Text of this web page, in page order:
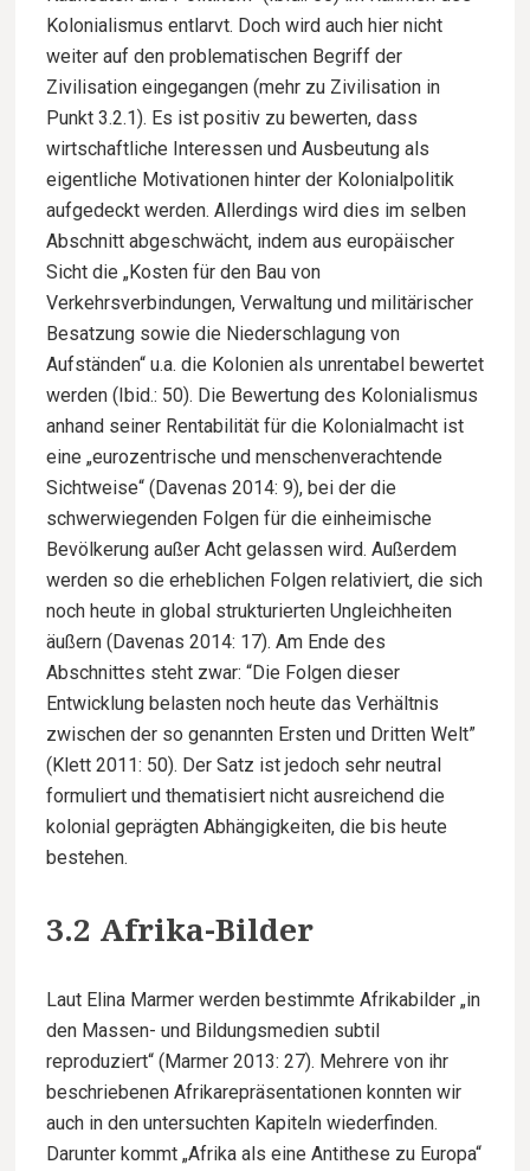
Kolonialismus entlarvt. Doch wird auch hier nicht
weiter auf den problematischen Begriff der
Zivilisation eingegangen (mehr zu Zivilisation in
Punkt 3.2.1). Es ist positiv zu bewerten, dass
wirtschaftliche Interessen und Ausbeutung als
eigentliche Motivationen hinter der Kolonialpolitik
aufgedeckt werden. Allerdings wird dies im selben
Abschnitt abgeschwächt, indem aus europäischer
Sicht die „Kosten für den Bau von
Verkehrsverbindungen, Verwaltung und militärischer
Besatzung sowie die Niederschlagung von
Aufständen“ u.a. die Kolonien als unrentabel bewertet
werden (Ibid.: 50). Die Bewertung des Kolonialismus
anhand seiner Rentabilität für die Kolonialmacht ist
eine „eurozentrische und menschenverachtende
Sichtweise“ (Davenas 2014: 9), bei der die
schwerwiegenden Folgen für die einheimische
Bevölkerung außer Acht gelassen wird. Außerdem
werden so die erheblichen Folgen relativiert, die sich
noch heute in global strukturierten Ungleichheiten
äußern (Davenas 2014: 17). Am Ende des
Abschnittes steht zwar: “Die Folgen dieser
Entwicklung belasten noch heute das Verhältnis
zwischen der so genannten Ersten und Dritten Welt”
(Klett 2011: 50). Der Satz ist jedoch sehr neutral
formuliert und thematisiert nicht ausreichend die
kolonial geprägten Abhängigkeiten, die bis heute
bestehen.
3.2 Afrika-Bilder
Laut Elina Marmer werden bestimmte Afrikabilder „in
den Massen- und Bildungsmedien subtil
reproduziert“ (Marmer 2013: 27). Mehrere von ihr
beschriebenen Afrikarepräsentationen konnten wir
auch in den untersuchten Kapiteln wiederfinden.
Darunter kommt „Afrika als eine Antithese zu Europa“